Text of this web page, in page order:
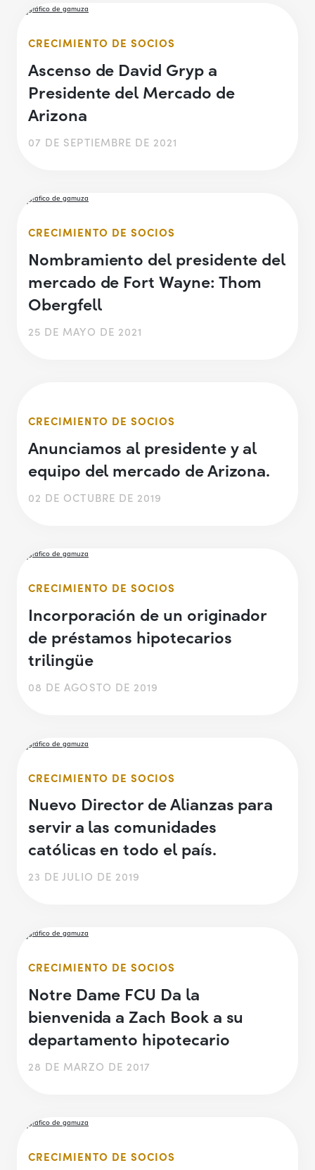
CRECIMIENTO DE SOCIOS
Ascenso de David Gryp a
Presidente del Mercado de
Arizona
07 DE SEPTIEMBRE DE 2021
CRECIMIENTO DE SOCIOS
Nombramiento del presidente del
mercado de Fort Wayne: Thom
Obergfell
25 DE MAYO DE 2021
CRECIMIENTO DE SOCIOS
Anunciamos al presidente y al
equipo del mercado de Arizona.
02 DE OCTUBRE DE 2019
CRECIMIENTO DE SOCIOS
Incorporación de un originador
de préstamos hipotecarios
trilingüe
08 DE AGOSTO DE 2019
CRECIMIENTO DE SOCIOS
Nuevo Director de Alianzas para
servir a las comunidades
católicas en todo el país.
23 DE JULIO DE 2019
CRECIMIENTO DE SOCIOS
Notre Dame FCU Da la
bienvenida a Zach Book a su
departamento hipotecario
28 DE MARZO DE 2017
CRECIMIENTO DE SOCIOS